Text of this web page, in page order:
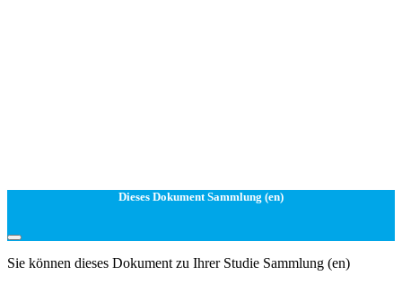
Dieses Dokument Sammlung (en)
Sie können dieses Dokument zu Ihrer Studie Sammlung (en)